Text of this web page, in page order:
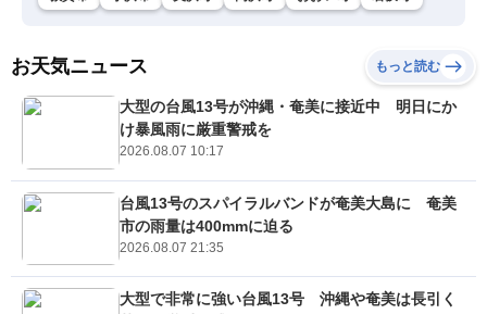
お天気ニュース もっと読む
大型の台風13号が沖縄・奄美に接近中 明日にか
け暴風雨に厳重警戒を
2026.08.07 10:17
台風13号のスパイラルバンドが奄美大島に 奄美
市の雨量は400mmに迫る
2026.08.07 21:35
大型で非常に強い台風13号 沖縄や奄美は長引く